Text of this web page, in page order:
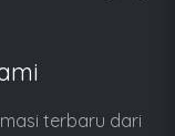
terbaru dari